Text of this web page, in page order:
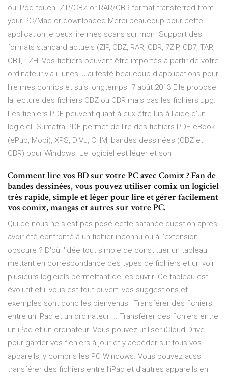
ou iPod touch. ZIP/CBZ or RAR/CBR format transferred from
your PC/Mac or downloaded Merci beaucoup pour cette
application je peux lire mes scans sur mon Support des
formats standard actuels (ZIP, CBZ, RAR, CBR, 7ZIP, CB7, TAR,
CBT, LZH, Vos fichiers peuvent être importés à partir de votre
ordinateur via iTunes, J'ai testé beaucoup d'applications pour
lire mes comics et suis longtemps 7 août 2013 Elle propose
la lecture des fichiers CBZ ou CBR mais pas les fichiers Jpg.
Les fichiers PDF peuvent quant à eux être lus à l'aide d'un
logiciel Sumatra PDF permet de lire des fichiers PDF, eBook
(ePub, Mobi), XPS, DjVu, CHM, bandes dessinées (CBZ et
CBR) pour Windows. Le logiciel est léger et son
Comment lire vos BD sur votre PC avec Comix ? Fan de
bandes dessinées, vous pouvez utiliser comix un logiciel
très rapide, simple et léger pour lire et gérer facilement
vos comix, mangas et autres sur votre PC.
Qui de nous ne s'est pas posé cette satanée question après
avoir été confronté à un fichier inconnu ou à l'extension
obscure ? D'où l'idée tout simple de constituer un tableau
mettant en correspondance des types de fichiers et un voir
plusieurs logiciels permettant de les ouvrir. Ce tableau est
évolutif et il vous est tout ouvert, vos suggestions et
exemples sont donc les bienvenus ! Transférer des fichiers
entre un iPad et un ordinateur ... Transférer des fichiers entre
un iPad et un ordinateur. Vous pouvez utiliser iCloud Drive
pour garder vos fichiers à jour et y accéder sur tous vos
appareils, y compris les PC Windows. Vous pouvez aussi
transférer des fichiers entre l’iPad et d’autres appareils en